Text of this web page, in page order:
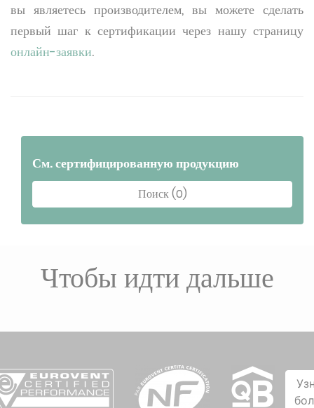
вы являетесь производителем, вы можете сделать
первый шаг к сертификации через нашу страницу
онлайн-заявки.
См. сертифицированную продукцию
Поиск (0)
Чтобы идти дальше